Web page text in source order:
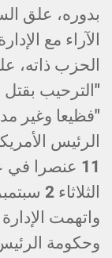
بدوره، علق
الآراء مع
الحزب ذاته،
"الترحيب بقتل
"فظيعا وغير
الرئيس
11 عنصرا
واتهمت
وحكومة